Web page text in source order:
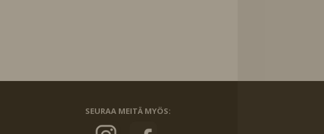
SEURAA MEITÄ MYÖS: